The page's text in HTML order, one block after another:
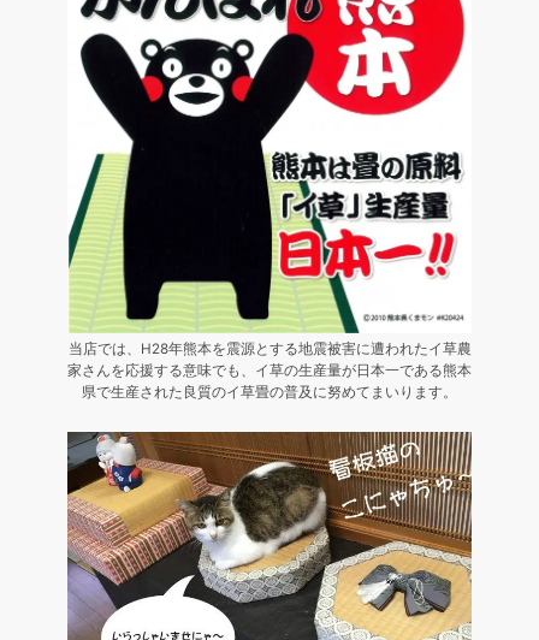
当店では、H28年熊本を震源とする地震被害に遭われたイ草農
家さんを応援する意味でも、イ草の生産量が日本一である熊本
県で生産された良質のイ草畳の普及に努めてまいります。